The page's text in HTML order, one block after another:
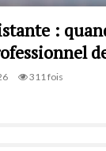
:
311 fois